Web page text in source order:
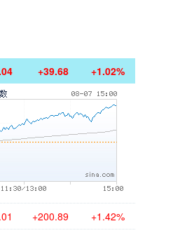
+39.68 +1.02%
+200.89 +1.42%